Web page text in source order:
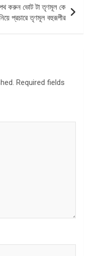
করুন ভোট টা তৃণমূল কে
প্রচারে তৃণমূল বহুরূপীর
Required fields